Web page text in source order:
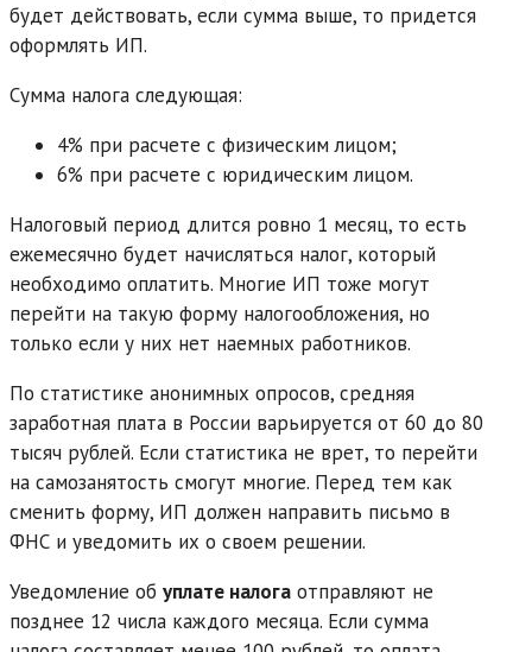
будет действовать, если сумма выше, то придется
оформлять ИП.
Сумма налога следующая:
4% при расчете с физическим лицом;
6% при расчете с юридическим лицом.
Налоговый период длится ровно 1 месяц, то есть
ежемесячно будет начисляться налог, который
необходимо оплатить. Многие ИП тоже могут
перейти на такую форму налогообложения, но
только если у них нет наемных работников.
По статистике анонимных опросов, средняя
заработная плата в России варьируется от 60 до 80
тысяч рублей. Если статистика не врет, то перейти
на самозанятость смогут многие. Перед тем как
сменить форму, ИП должен направить письмо в
ФНС и уведомить их о своем решении.
Уведомление об уплате налога отправляют не
позднее 12 числа каждого месяца. Если сумма